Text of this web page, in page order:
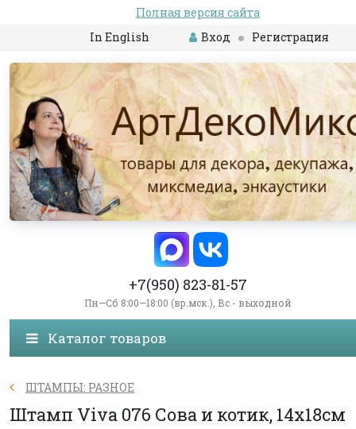
Полная версия сайта
In English
Вход Регистрация
+7(950) 823-81-57
Пн—Сб 8:00—18:00 (вр.мск.), Вс - выходной
Каталог товаров
ШТАМПЫ: РАЗНОЕ
Штамп Viva 076 Сова и котик, 14х18см